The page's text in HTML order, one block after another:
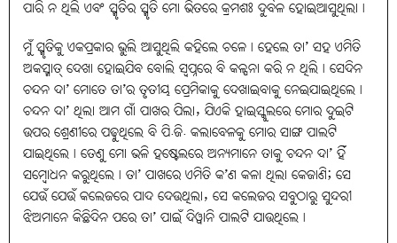
ପାରି ନ ଥିଲି ଏବଂ ସ୍ମୃତିର ସ୍ମୃତି ମୋ ଭିତରେ କ୍ରମଶଃ ଦୁର୍ବଳ ହୋଇଆସୁଥିଲା।
ମୁଁ ସ୍ମୃତିକୁ ଏକପ୍ରକାର ଭୁଲି ଆସୁଥିଲି କହିଲେ ଚଳେ। ହେଲେ ତା’ ସହ ଏମିତି
ଅକସ୍ମାତ୍‌ ଦେଖା ହୋଇଯିବ ବୋଲି ସ୍ବପ୍ନରେ ବି କଳ୍ପନା କରି ନ ଥିଲି। ସେଦିନ
ଚନ୍ଦନ ଦା’ ମୋତେ ତା’ର ତୃତୀୟ ପ୍ରେମିକାକୁ ଦେଖାଇବାକୁ ନେଇଯାଇଥିଲେ।
ଚନ୍ଦନ ଦା’ ଥିଲା ଆମ ଗାଁ ପାଖର ପିଲା, ଯିଏକି ହାଇସ୍କୁଲରେ ମୋର ଦୁଇଟି
ଉପର ଶ୍ରେଣୀରେ ପଢ଼ୁଥିଲେ ବି ପି.ଜି. କଲାବେଳକୁ ମୋର ସାଙ୍ଗ ପାଲଟି
ଯାଇଥିଲେ। ତେଣୁ ମୋ ଭଳି ହଷ୍ଟେଲରେ ଅନ୍ୟମାନେ ତାକୁ ଚନ୍ଦନ ଦା’ ହିଁ
ସମ୍ବୋଧନ କରୁଥିଲେ। ତା’ ପାଖରେ ଏମିତି କ’ଣ କଳା ଥିଲା କେଜାଣି; ସେ
ଯେଉଁ ଯେଉଁ କଲେଜରେ ପାଦ ଦେଉଥିଲା, ସେ କଲେଜର ସବୁଠାରୁ ସୁନ୍ଦରୀ
ଝିଅମାନେ କିଛିଦିନ ପରେ ତା’ ପାଇଁ ଦିୱାନି ପାଲଟି ଯାଉଥିଲେ।